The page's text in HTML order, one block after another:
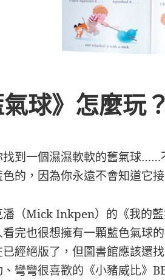
氣球》怎麼玩
找到一個濕濕軟軟的舊氣球
的，因為你永遠不會知道它
潘（Mick Inkpen）的《我的
完也很想擁有一顆藍色氣球
經絕版了，但圖書館應該還
彎彎很喜歡的《小豬威比》